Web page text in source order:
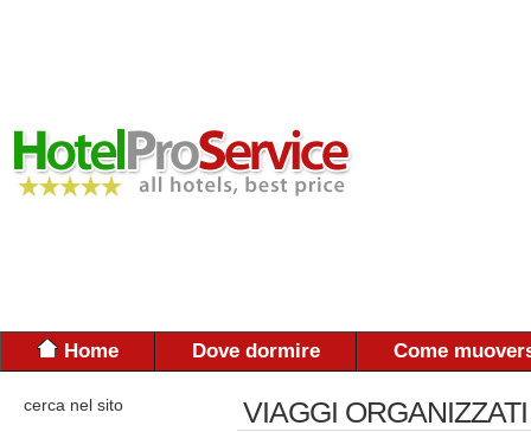
Home Dove dormire Come
cerca nel sito
VIAGGI ORGANIZZATI